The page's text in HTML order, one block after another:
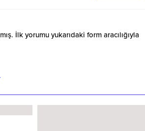
İlk yorumu yukarıdaki form aracılığıyla